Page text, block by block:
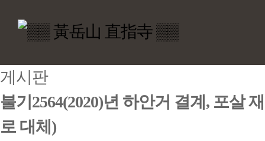
게시판
불기2564(2020)년 하안거 결계, 포살
로 대체)